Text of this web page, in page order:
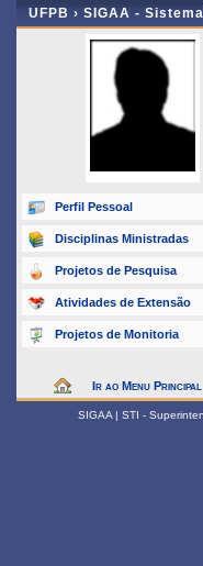
UFPB › SIGAA -
Perfil Pessoal
Disciplinas Ministradas
Projetos de Pesquisa
Atividades de Extensão
Projetos de Monitoria
Ir ao Menu Principal
SIGAA | STI -